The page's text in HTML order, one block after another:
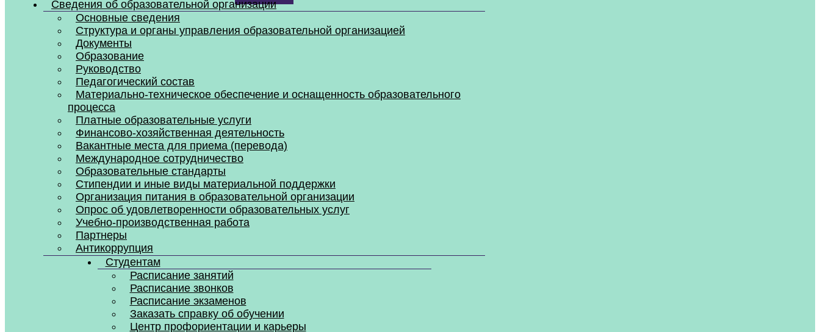
Сведения об образовательной организации
Основные сведения
Структура и органы управления образовательной организацией
Документы
Образование
Руководство
Педагогический состав
Материально-техническое обеспечение и оснащенность образовательного
процесса
Платные образовательные услуги
Финансово-хозяйственная деятельность
Вакантные места для приема (перевода)
Международное сотрудничество
Образовательные стандарты
Стипендии и иные виды материальной поддержки
Организация питания в образовательной организации
Опрос об удовлетворенности образовательных услуг
Учебно-производственная работа
Партнеры
Антикоррупция
Профилактика экстремизма и терроризма
Студентам
Расписание занятий
Расписание звонков
Расписание экзаменов
Заказать справку об обучении
Центр профориентации и карьеры